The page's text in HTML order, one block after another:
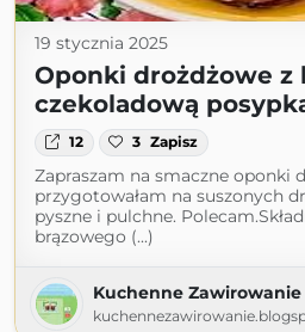
19 stycznia 2025
Oponki drożdżowe z
czekoladową
12 3 Zapisz
Zapraszam na smaczne oponki
przygotowałam na suszonych
pyszne i pulchne.
brązowego (...)
Kuchenne Zawirowanie